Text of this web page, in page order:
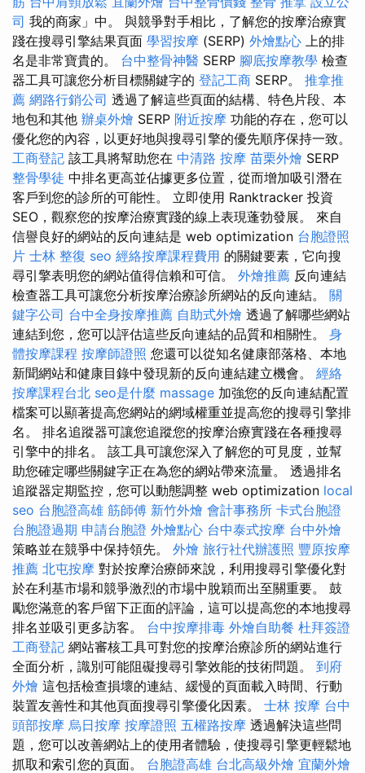
司 我的商家」中。 與競爭對手相比，了解您的按摩治療實
踐在搜尋引擎結果頁面 學習按摩 (SERP) 外燴點心 上的排
名是非常寶貴的。 台中整骨神醫 SERP 腳底按摩教學 檢查
器工具可讓您分析目標關鍵字的 登記工商 SERP。 推拿推
薦 網路行銷公司 透過了解這些頁面的結構、特色片段、本
地包和其他 辦桌外燴 SERP 附近按摩 功能的存在，您可以
優化您的內容，以更好地與搜尋引擎的優先順序保持一致。
工商登記 該工具將幫助您在 中清路 按摩 苗栗外燴 SERP
整骨學徒 中排名更高並佔據更多位置，從而增加吸引潛在
客戶到您的診所的可能性。 立即使用 Ranktracker 投資
SEO，觀察您的按摩治療實踐的線上表現蓬勃發展。 來自
信譽良好的網站的反向連結是 web optimization 台胞證照
片 士林 整復 seo 經絡按摩課程費用 的關鍵要素，它向搜
尋引擎表明您的網站值得信賴和可信。 外燴推薦 反向連結
檢查器工具可讓您分析按摩治療診所網站的反向連結。 關
鍵字公司 台中全身按摩推薦 自助式外燴 透過了解哪些網站
連結到您，您可以評估這些反向連結的品質和相關性。 身
體按摩課程 按摩師證照 您還可以從知名健康部落格、本地
新聞網站和健康目錄中發現新的反向連結建立機會。 經絡
按摩課程台北 seo是什麼 massage 加強您的反向連結配置
檔案可以顯著提高您網站的網域權重並提高您的搜尋引擎排
名。 排名追蹤器可讓您追蹤您的按摩治療實踐在各種搜尋
引擎中的排名。 該工具可讓您深入了解您的可見度，並幫
助您確定哪些關鍵字正在為您的網站帶來流量。 透過排名
追蹤器定期監控，您可以動態調整 web optimization local
seo 台胞證高雄 筋師傅 新竹外燴 會計事務所 卡式台胞證
台胞證過期 申請台胞證 外燴點心 台中泰式按摩 台中外燴
策略並在競爭中保持領先。 外燴 旅行社代辦護照 豐原按摩
推薦 北屯按摩 對於按摩治療師來說，利用搜尋引擎優化對
於在利基市場和競爭激烈的市場中脫穎而出至關重要。 鼓
勵您滿意的客戶留下正面的評論，這可以提高您的本地搜尋
排名並吸引更多訪客。 台中按摩排毒 外燴自助餐 杜拜簽證
工商登記 網站審核工具可對您的按摩治療診所的網站進行
全面分析，識別可能阻礙搜尋引擎效能的技術問題。 到府
外燴 這包括檢查損壞的連結、緩慢的頁面載入時間、行動
裝置友善性和其他頁面搜尋引擎優化因素。 士林 按摩 台中
頭部按摩 烏日按摩 按摩證照 五權路按摩 透過解決這些問
題，您可以改善網站上的使用者體驗，使搜尋引擎更輕鬆地
抓取和索引您的頁面。 台胞證高雄 台北高級外燴 宜蘭外燴